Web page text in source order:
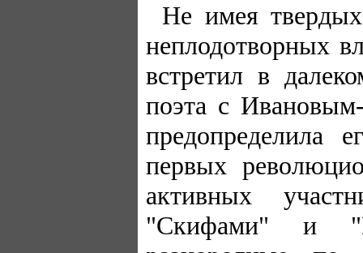
Не имея
неплодотворных
встретил в
поэта с
предопределила
первых
активных
"Скифами" и